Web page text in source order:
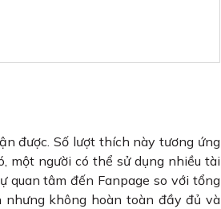
được. Số lượt thích này tương ứng
một người có thể sử dụng nhiều tài
quan tâm đến Fanpage so với tổng
không hoàn toàn đầy đủ và